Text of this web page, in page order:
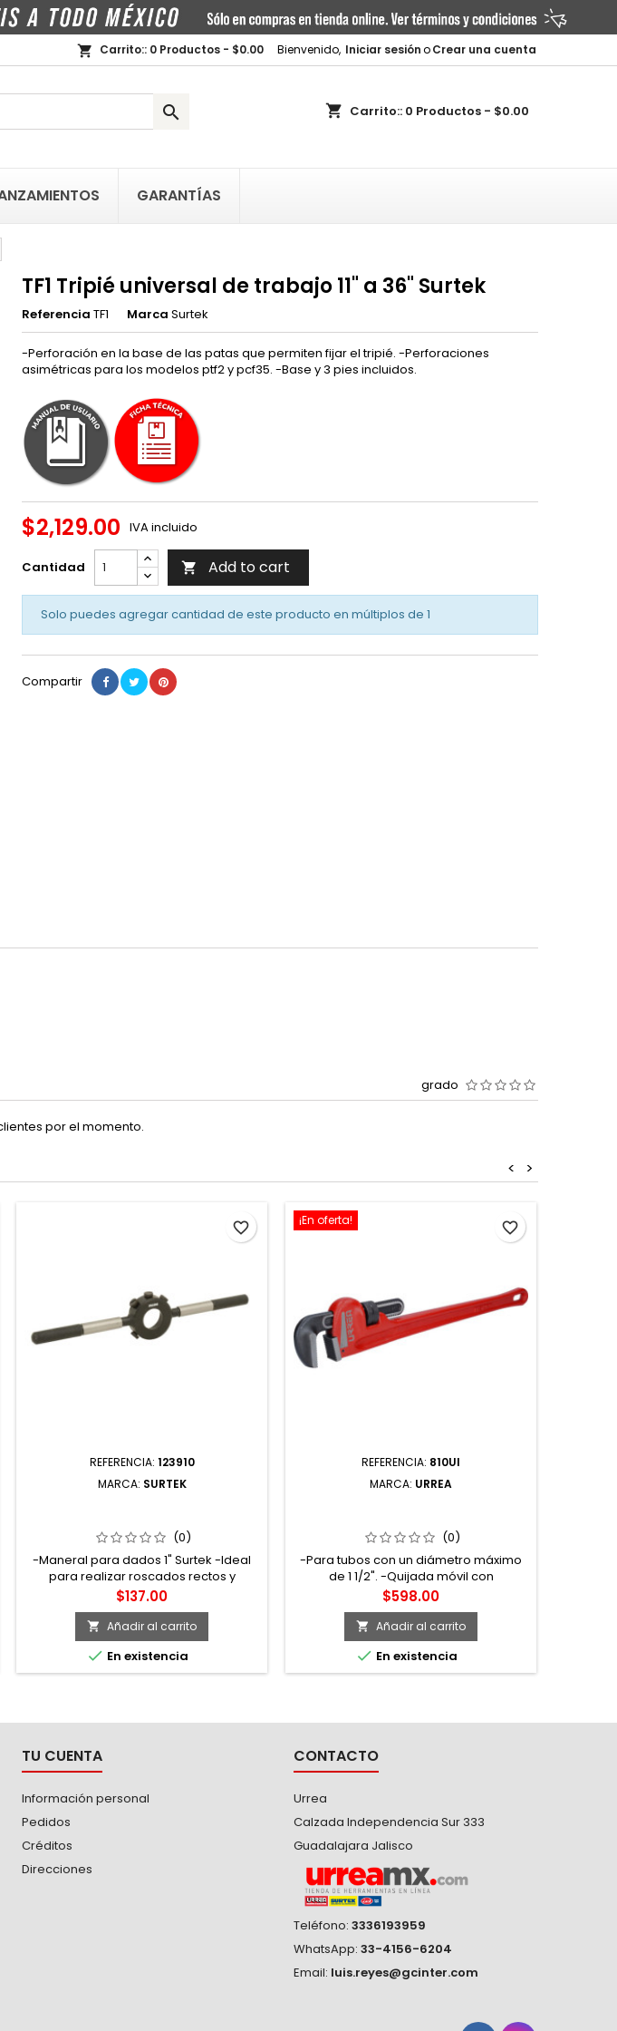
Bienvenido, Iniciar sesiónoCrear una cuenta
shopping_cart Carrito:: 0 Productos - $0.00
shopping_cart Carrito:: 0 Productos - $0.00

GARANTÍAS
TF1 Tripié universal de trabajo 11" a 36" Surtek
Referencia TF1 Marca Surtek
-Perforación en la base de las patas que permiten fijar el tripié. -Perforaciones
asimétricas para los modelos ptf2 y pcf35. -Base y 3 pies incluidos.
$2,129.00 IVA incluido
Cantidad  Add to cart
Solo puedes agregar cantidad de este producto en múltiplos de 1
Compartir
grado
por el momento.
>
<
REFERENCIA: 123910
MARCA: SURTEK
(0)
-Maneral para dados 1" Surtek -Ideal
para realizar roscados rectos y
uniformes -Mango moleteado para
mejor uso -Marca Surtek
Precio
$137.00
 Añadir al carrito
 En existencia
favorite_border ¡En oferta!
REFERENCIA: 810UI
MARCA: URREA
(0)
-Para tubos con un diámetro máximo
de 1 1/2". -Quijada móvil con
graduación del diámetro del tubo para
una rápida referencia y sistema de
muelleo que permite sujetar
firmemente cualquier tipo de tubo. -
Cuerpo de hierro nodular con mango
en forma de "H". -Quijadas forjadas. -
piezas...
Precio
$598.00
 Añadir al carrito
 En existencia
favorite_border
TU CUENTA
Información personal
Pedidos
Créditos
Direcciones
CONTACTO
Urrea
Calzada Independencia Sur 333
Guadalajara Jalisco
Teléfono: 3336193959
WhatsApp: 33-4156-6204
Email: luis.reyes@gcinter.com
×
×
Crear lista de deseos
×
en su lista de deseos.